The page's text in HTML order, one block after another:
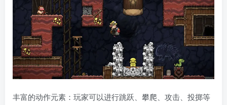
丰富的动作元素：玩家可以进行跳跃、攀爬、攻击、投掷等